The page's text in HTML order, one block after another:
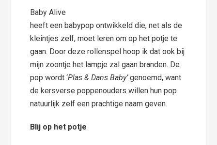
Baby Alive
heeft een babypop ontwikkeld die, net als de
kleintjes zelf, moet leren om op het potje te
gaan. Door deze rollenspel hoop ik dat ook bij
mijn zoontje het lampje zal gaan branden. De
pop wordt ‘Plas & Dans Baby’genoemd, want
de kersverse poppenouders willen hun pop
natuurlijk zelf een prachtige naam geven.
Blij op het potje